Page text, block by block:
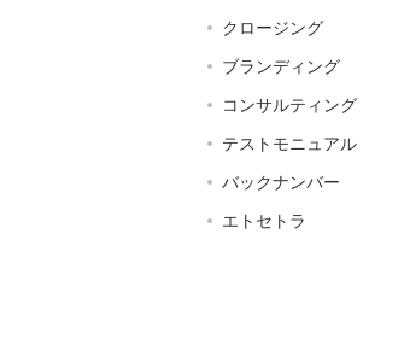
クロージング
ブランディング
コンサルティング
テストモニュアル
バックナンバー
エトセトラ